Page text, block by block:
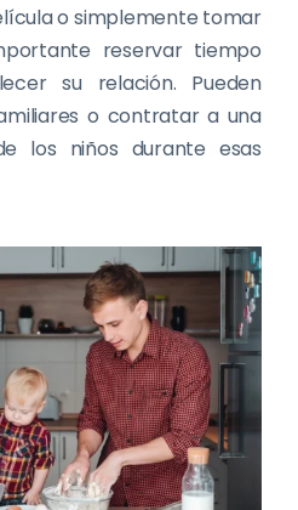
o simplemente tomar
reservar tiempo
su relación. Pueden
o contratar a una
los niños durante esas